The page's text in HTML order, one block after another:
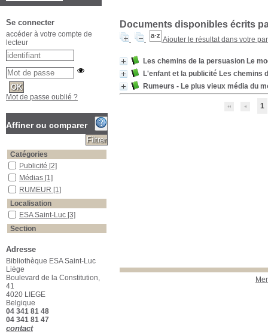
Documents disponibles écrits
Ajouter le résultat dans votre
Les chemins de la persuasion Le
L'enfant et la publicité Les chemins
Rumeurs - Le plus vieux média du
1
Se connecter
accéder à votre compte de
lecteur
Mot de passe oublié ?
Affiner ou comparer
Catégories
Publicité [2]
Médias [1]
RUMEUR [1]
Localisation
ESA Saint-Luc [3]
Section
Adresse
Bibliothèque ESA Saint-Luc
Liège
Boulevard de la Constitution,
41
4020 LIEGE
Belgique
04 341 81 48
04 341 81 47
contact